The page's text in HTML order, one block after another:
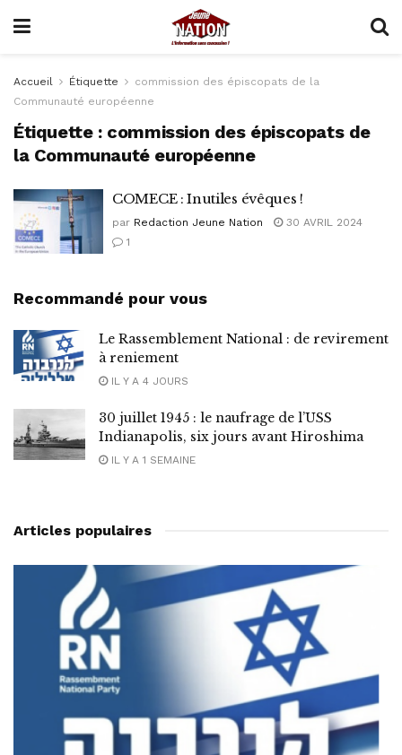
Accueil Étiquette
commission des épiscopats de la
Communauté européenne
Étiquette : commission des épiscopats de
la Communauté européenne
COMECE : Inutiles évêques !
par Redaction Jeune Nation
30 AVRIL 2024
1
Recommandé pour vous
Le Rassemblement National : de revirement
à reniement
IL Y A 4 JOURS
30 juillet 1945 : le naufrage de l’USS
Indianapolis, six jours avant Hiroshima
IL Y A 1 SEMAINE
Articles populaires